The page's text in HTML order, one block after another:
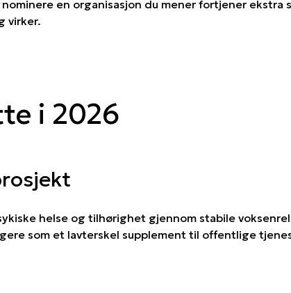
en organisasjon du mener fortjener ekstra
virker.
i 2026
helse og tilhørighet gjennom stabile
som et lavterskel supplement til offentlige